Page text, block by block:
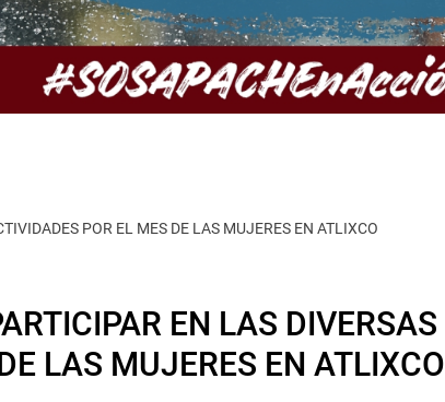
POR EL MES DE LAS MUJERES EN ATLIXCO
EN LAS DIVERSAS
LAS MUJERES EN ATLIXCO